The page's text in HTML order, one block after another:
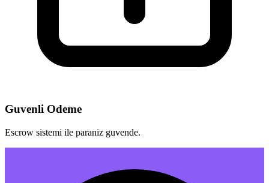
Guvenli Odeme
Escrow sistemi ile paraniz guvende.